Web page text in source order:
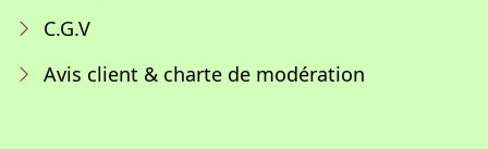
C.G.V
Avis client & charte de modération